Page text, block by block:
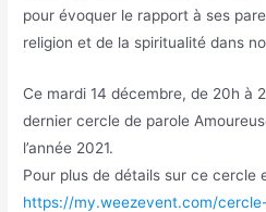
pour évoquer le rapport à ses
religion et de la spiritualité dans
Ce mardi 14 décembre, de 20h à
dernier cercle de parole
l’année 2021.
Pour plus de détails sur ce cercle
https://my.weezevent.com/